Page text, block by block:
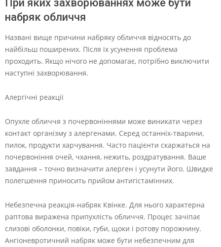
При яких захворюваннях може бути
набряк обличчя
Названі вище причини набряку обличчя відносять до
найбільш поширених. Після їх усунення проблема
проходить. Якщо нічого не допомагає, потрібно виключити
наступні захворювання.
Алергічні реакції
Опухле обличчя з почервоніннями може виникати через
контакт організму з алергенами. Серед останніх-тварини,
пилок, продукти харчування. Часто пацієнти скаржаться на
почервоніння очей, чхання, нежить, роздратування. Ваше
завдання – точно визначити алерген і усунути його. Швидке
полегшення приносить прийом антигістамінних.
Небезпечна реакція-набряк Квінке. Для нього характерна
раптова виражена припухлість обличчя. Процес зачіпає
слизові оболонки, повіки, губи, щоки і ротову порожнину.
Ангіоневротичний набряк може бути небезпечним для